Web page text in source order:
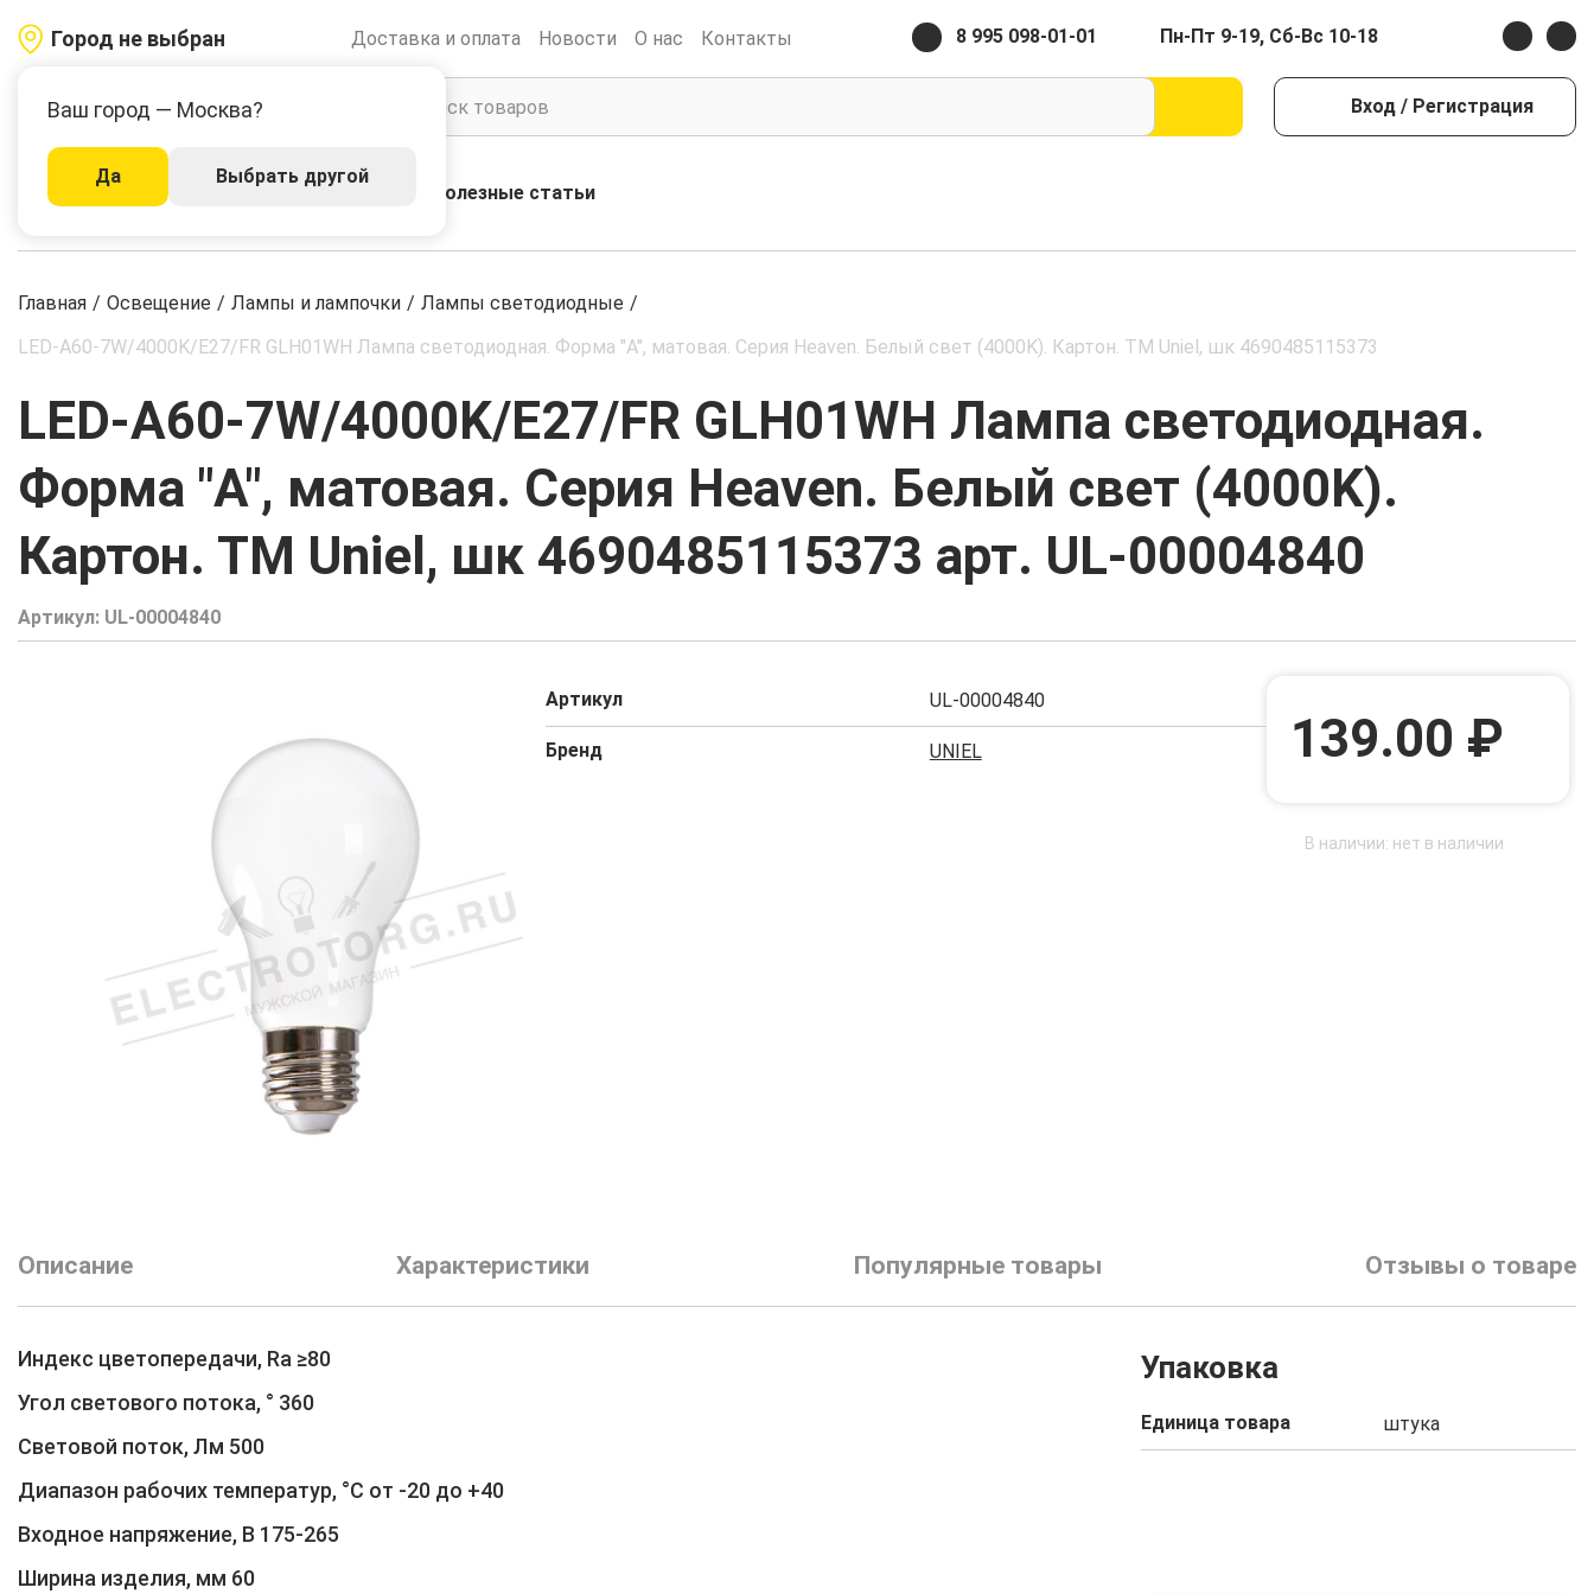
Город не выбран
Ваш город — Москва?
Да Выбрать другой
Доставка и оплата Новости О нас Контакты 8 995 098-01-01 Пн-Пт 9-19, Сб-Вс 10-18
Вход / Регистрация
Каталог Акции Полезные статьи
Главная / Освещение / Лампы и лампочки / Лампы светодиодные /
LED-A60-7W/4000K/E27/FR GLH01WH Лампа светодиодная. Форма "A", матовая. Серия Heaven. Белый свет (4000K). Картон. ТМ Uniel, шк 4690485115373
LED-A60-7W/4000K/E27/FR GLH01WH Лампа светодиодная.
Форма "A", матовая. Серия Heaven. Белый свет (4000K).
Картон. ТМ Uniel, шк 4690485115373 арт. UL-00004840
Артикул: UL-00004840
Артикул UL-00004840
Бренд UNIEL 139.00 ₽
В наличии: нет в наличии
Описание Характеристики Популярные товары Отзывы о товаре
Индекс цветопередачи, Ra ≥80
Угол светового потока, ° 360
Световой поток, Лм 500
Диапазон рабочих температур, °С от -20 до +40
Входное напряжение, В 175-265
Ширина изделия, мм 60
Упаковка
Единица товара штука